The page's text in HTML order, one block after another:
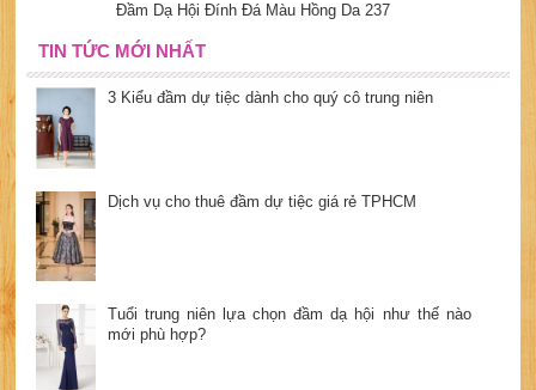
Đầm Dạ Hội Đính Đá Màu Hồng Da 237
TIN TỨC MỚI NHẤT
3 Kiểu đầm dự tiệc dành cho quý cô trung niên
Dịch vụ cho thuê đầm dự tiệc giá rẻ TPHCM
Tuổi trung niên lựa chọn đầm dạ hội như thế nào
mới phù hợp?